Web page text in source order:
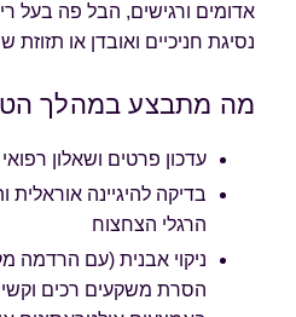
אדומים ורגישים, הבל פה בעל
נסיגת חניכיים ואובדן או תזוזת
מה מתבצע במהלך
עדכון פרטים ושאלון רפואי
בדיקה להיגיינה אוראלית
הרגלי הצחצוח
ניקוי אבנית (עם הרדמה
הסרת משקעים רכים